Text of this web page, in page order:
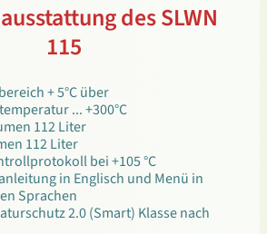
des SLWN
115
+ 5°C über
... +300°C
112 Liter
112 Liter
bei +105 °C
in Englisch und Menü in
Sprachen
2.0 (Smart) Klasse nach